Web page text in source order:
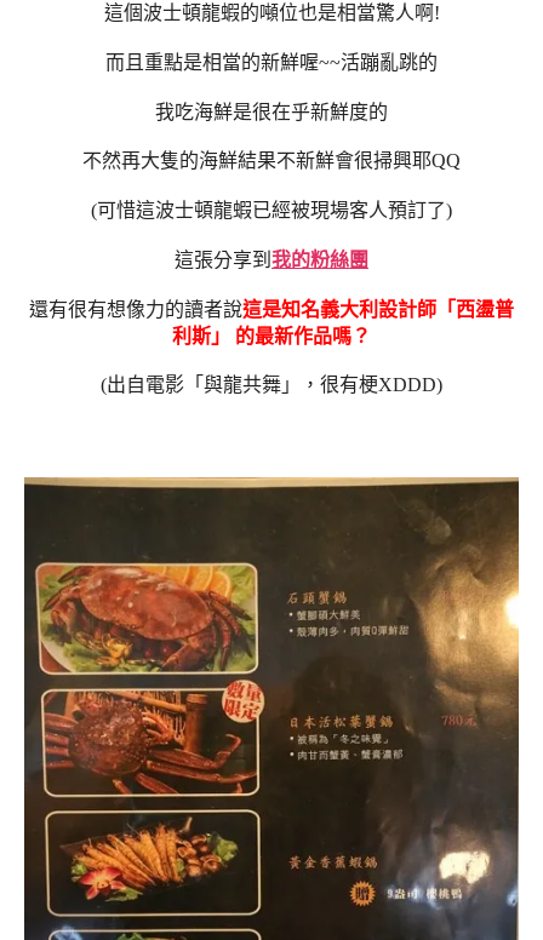
這個波士頓龍蝦的噸位也是相當驚人啊!
而且重點是相當的新鮮喔~~活蹦亂跳的
我吃海鮮是很在乎新鮮度的
不然再大隻的海鮮結果不新鮮會很掃興耶QQ
(可惜這波士頓龍蝦已經被現場客人預訂了)
這張分享到 我的粉絲團
還有很有想像力的讀者說這是知名義大利設計師「西盪普
利斯」 的最新作​品嗎？
(出自電影「與龍共舞」，很有梗XDDD)